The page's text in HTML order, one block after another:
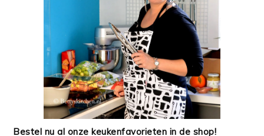
Bestel nu al onze keukenfavorieten in de shop!